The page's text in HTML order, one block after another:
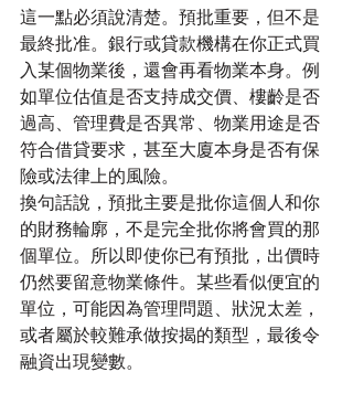
這一點必須說清楚。預批重要，但不是
最終批准。銀行或貸款機構在你正式買
入某個物業後，還會再看物業本身。例
如單位估值是否支持成交價、樓齡是否
過高、管理費是否異常、物業用途是否
符合借貸要求，甚至大廈本身是否有保
險或法律上的風險。
換句話說，預批主要是批你這個人和你
的財務輪廓，不是完全批你將會買的那
個單位。所以即使你已有預批，出價時
仍然要留意物業條件。某些看似便宜的
單位，可能因為管理問題、狀況太差，
或者屬於較難承做按揭的類型，最後令
融資出現變數。